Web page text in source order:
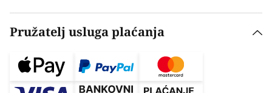
Pružatelj usluga plaćanja